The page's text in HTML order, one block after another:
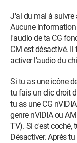
J'ai du mal à suivre
Aucune
l'audio de ta CG
CM est désactivé.
activer l'audio du
Si tu as une icône
tu fais un clic droit
tu as une CG
genre nVIDIA ou
TV). Si c'est coché,
Désactiver. Après